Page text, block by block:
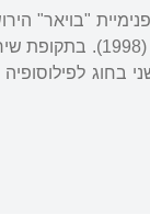
"בויאר"
המזרחית"), אך עזבה במהלך התיכון. התראיינה
לפילוסופיה